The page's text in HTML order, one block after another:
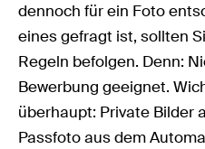
dennoch für ein Foto
eines gefragt ist, sollten
Regeln befolgen. Denn:
Bewerbung geeignet.
überhaupt: Private Bilder
Passfoto aus dem